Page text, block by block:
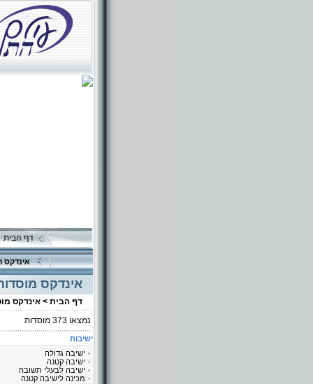
דף הבית
אינדקס
אינדקס
דף הבית > אינדקס
נמצאו 373 מוסדות
ישיבות
ישיבה גדולה
ישיבה קטנה
ישיבה לבעלי תשובה
מכינה לישיבה קטנה